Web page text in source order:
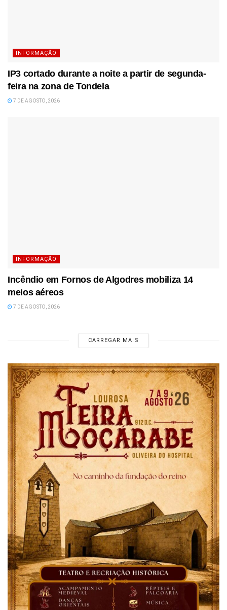
INFORMAÇÃO
IP3 cortado durante a noite a partir de segunda-
feira na zona de Tondela
7 DE AGOSTO, 2026
INFORMAÇÃO
Incêndio em Fornos de Algodres mobiliza 14
meios aéreos
7 DE AGOSTO, 2026
CARREGAR MAIS